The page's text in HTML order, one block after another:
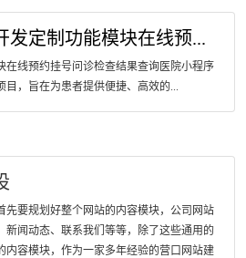
发定制功能模块在线预...
在线预约挂号问诊检查结果查询医院小程序
目，旨在为患者提供便捷、高效的...
先要规划好整个网站的内容模块，公司网站
新闻动态、联系我们等等，除了这些通用的
内容模块，作为一家多年经验的营口网站建